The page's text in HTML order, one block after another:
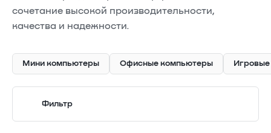
сочетание высокой производительности,
качества и надежности.
Мини компьютеры Офисные компьютеры
Фильтр